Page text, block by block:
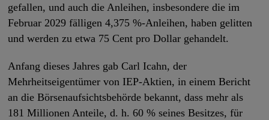
gefallen, und auch die Anleihen, insbesondere die im
Februar 2029 fälligen 4,375 %-Anleihen, haben gelitten
und werden zu etwa 75 Cent pro Dollar gehandelt.
Anfang dieses Jahres gab Carl Icahn, der
Mehrheitseigentümer von IEP-Aktien, in einem Bericht
an die Börsenaufsichtsbehörde bekannt, dass mehr als
181 Millionen Anteile, d. h. 60 % seines Besitzes, für